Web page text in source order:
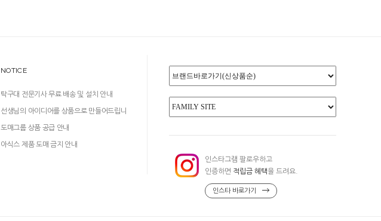
NOTICE
탁구대 전문기사 무료 배송 및 설치 안내
선생님의 아이디어를 상품으로 만들어드립니
다!
도매그룹 상품 공급 안내
아식스 제품 도매 금지 안내
인스타그램 팔로우하고
인증하면 적립금 혜택을 드려요.
인스타 바로가기